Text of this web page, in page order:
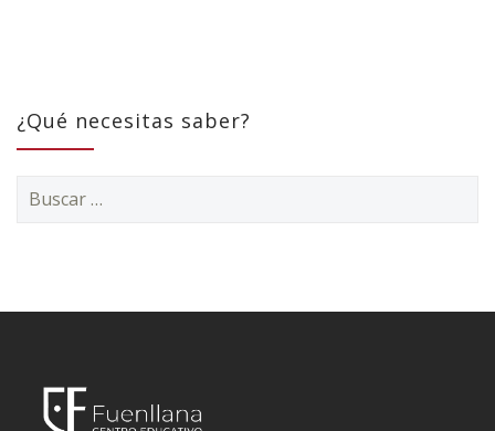
¿Qué necesitas saber?
Buscar: